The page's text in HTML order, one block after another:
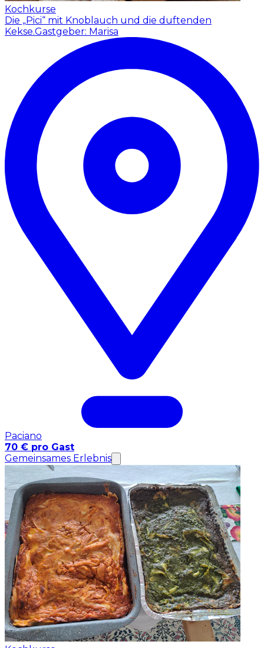
Kochkurse
Die „Pici“ mit Knoblauch und die duftenden
Kekse.Gastgeber: Marisa
Paciano
70 € pro Gast
Gemeinsames Erlebnis